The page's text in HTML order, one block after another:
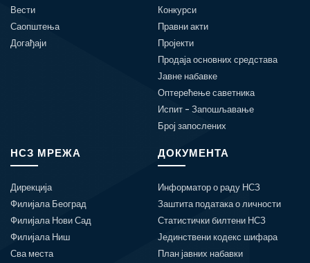
Вести
Саопштења
Догађаји
Конкурси
Правни акти
Пројекти
Продаја основних средстава
Јавне набавке
Оптерећење саветника
Испит - Запошљавање
Број запослених
НСЗ МРЕЖА
Дирекција
Филијала Београд
Филијала Нови Сад
Филијала Ниш
Сва места
ДОКУМЕНТА
Информатор о раду НСЗ
Заштита података о личности
Статистички билтени НСЗ
Јединствени кодекс шифара
План јавних набавки